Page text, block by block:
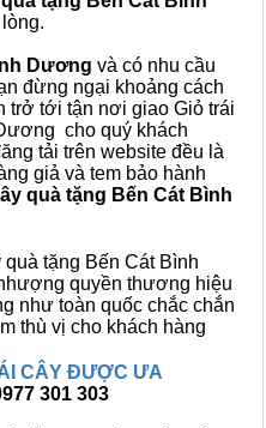
Dương và có nhu cầu
đừng ngại khoảng cách
trở tới tận nơi giao Giỏ trái
cho quý khách
tải trên website đều là
giả và tem bảo hành
quà tặng Bến Cát Bình
tặng Bến Cát Bình
quyền thương hiệu
như toàn quốc chắc chắn
thù vị cho khách hàng
CÂY ĐƯỢC ƯA
301 303